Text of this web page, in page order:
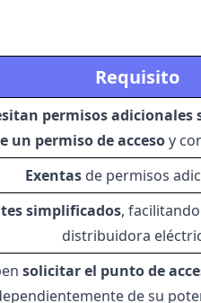
Requisito
permisos adicionales
un permiso de accesoy
Exentasde permisos
simplificados,
distribuidora
solicitar el punto de
de su